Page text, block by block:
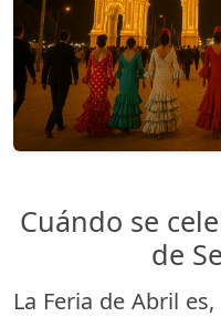
Cuándo se
de
La Feria de Abril